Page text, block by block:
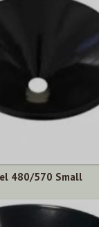
480/570 Small